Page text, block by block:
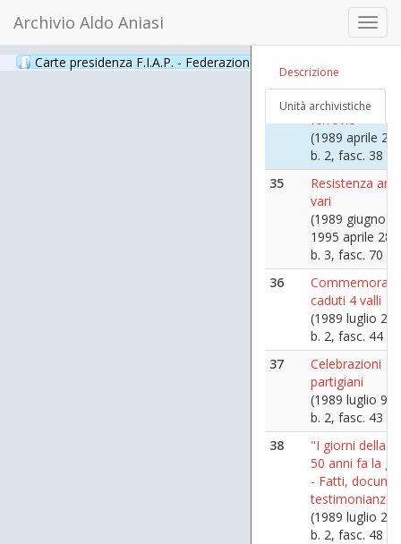
Archivio Aldo Aniasi
Carte presidenza F.I.A.P. - Federazione Italiana Associazioni
Descrizione
Unità archivistiche
25 aprile -
Monfalcone
b. 2, fasc. 45
34
Smistamento
ferrovie
(1989 aprile 27)
b. 2, fasc. 38
35
Resistenza
vari
(1989 giugno -
1995 aprile 28)
b. 3, fasc. 70
36
caduti 4 valli
(1989 luglio 2)
b. 2, fasc. 44
37
Celebrazioni
partigiani
(1989 luglio 9)
b. 2, fasc. 43
38
"I giorni della
50 anni fa la
- Fatti,
testimonianze.
(1989 luglio 26)
b. 2, fasc. 48